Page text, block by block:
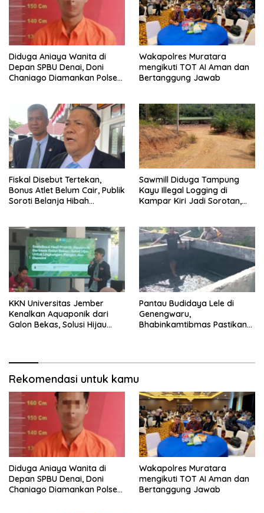
Diduga Aniaya Wanita di
Depan SPBU Denai, Doni
Chaniago Diamankan Polsek
Wakapolres Muratara
mengikuti TOT AI Aman dan
Bertanggung Jawab
Fiskal Disebut Tertekan,
Bonus Atlet Belum Cair, Publik
Soroti Belanja Hibah
Sawmill Diduga Tampung
Kayu Illegal Logging di
Kampar Kiri Jadi Sorotan,
KKN Universitas Jember
Kenalkan Aquaponik dari
Galon Bekas, Solusi Hijau
Pantau Budidaya Lele di
Genengwaru,
Bhabinkamtibmas Pastikan
Rekomendasi untuk kamu
Diduga Aniaya Wanita di
Depan SPBU Denai, Doni
Chaniago Diamankan Polsek
Wakapolres Muratara
mengikuti TOT AI Aman dan
Bertanggung Jawab